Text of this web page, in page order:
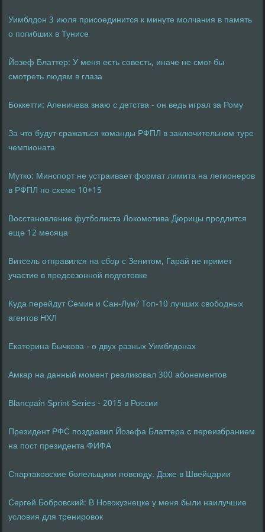
Уимблдон 3 июля присоединится к минуте молчания в память
о погибших в Тунисе
Йозеф Блаттер: У меня есть совесть, иначе не смог бы
смотреть людям в глаза
Боккетти: Аленичева знаю с детства - он ведь играл за Рому
За что будут сражаться команды РФПЛ в заключительном туре
чемпионата
Мутко: Минспорт не устраивает формат лимита на легионеров
в РФПЛ по схеме 10+15
Восстановление футболиста Локомотива Дюрицы продлится
еще 12 месяца
Витсель отправился на сбор с Зенитом, Гарай не примет
участие в предсезонной подготовке
Куда перейдут Семин и Сан-Луи? Топ-10 лучших свободных
агентов НХЛ
Екатерина Бычкова - о двух разных Уимблдонах
Амкар на данный момент реализовал 300 абонементов
Blancpain Sprint Series - 2015 в России
Президент РФС поздравил Йозефа Блаттера с переизбранием
на пост президента ФИФА
Спартаковские болельщики повсюду. Даже в Швейцарии
Сергей Бобровский: В Новокузнецке у меня были наилучшие
условия для тренировок